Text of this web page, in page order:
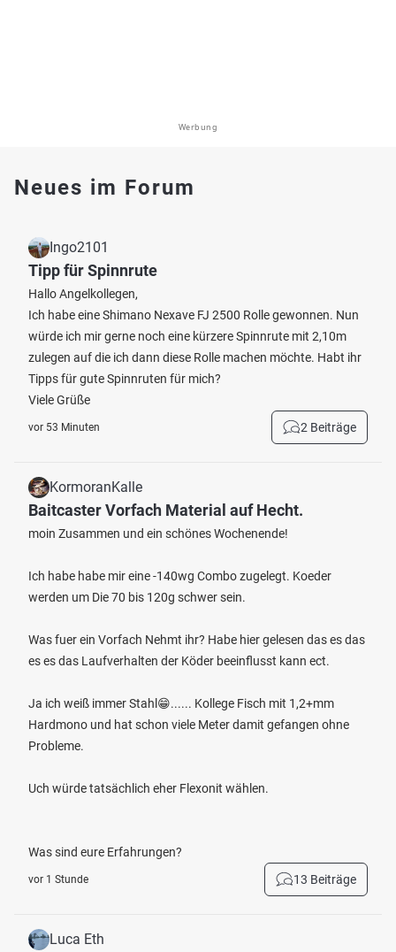
Werbung
Neues im Forum
Ingo2101
Tipp für Spinnrute
Hallo Angelkollegen,
Ich habe eine Shimano Nexave FJ 2500 Rolle gewonnen. Nun
würde ich mir gerne noch eine kürzere Spinnrute mit 2,10m
zulegen auf die ich dann diese Rolle machen möchte. Habt ihr
Tipps für gute Spinnruten für mich?
Viele Grüße
vor 53 Minuten 2 Beiträge
KormoranKalle
Baitcaster Vorfach Material auf Hecht.
moin Zusammen und ein schönes Wochenende!
Ich habe habe mir eine -140wg Combo zugelegt. Koeder
werden um Die 70 bis 120g schwer sein.
Was fuer ein Vorfach Nehmt ihr? Habe hier gelesen das es das
es es das Laufverhalten der Köder beeinflusst kann ect.
Ja ich weiß immer Stahl😁...... Kollege Fisch mit 1,2+mm
Hardmono und hat schon viele Meter damit gefangen ohne
Probleme.
Uch würde tatsächlich eher Flexonit wählen.
Was sind eure Erfahrungen?
vor 1 Stunde 13 Beiträge
Luca Eth